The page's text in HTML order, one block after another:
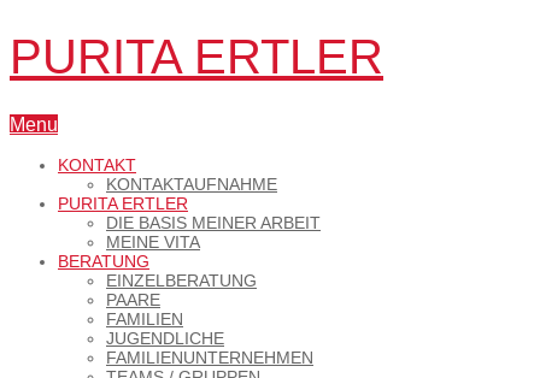
PURITA ERTLER
Menu
KONTAKT
KONTAKTAUFNAHME
PURITA ERTLER
DIE BASIS MEINER ARBEIT
MEINE VITA
BERATUNG
EINZELBERATUNG
PAARE
FAMILIEN
JUGENDLICHE
FAMILIENUNTERNEHMEN